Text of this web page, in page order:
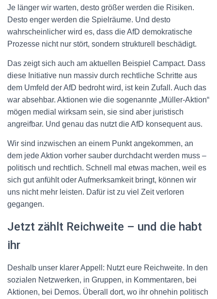
Je länger wir warten, desto größer werden die Risiken.
Desto enger werden die Spielräume. Und desto
wahrscheinlicher wird es, dass die AfD demokratische
Prozesse nicht nur stört, sondern strukturell beschädigt.
Das zeigt sich auch am aktuellen Beispiel Campact. Dass
diese Initiative nun massiv durch rechtliche Schritte aus
dem Umfeld der AfD bedroht wird, ist kein Zufall. Auch das
war absehbar. Aktionen wie die sogenannte „Müller-Aktion“
mögen medial wirksam sein, sie sind aber juristisch
angreifbar. Und genau das nutzt die AfD konsequent aus.
Wir sind inzwischen an einem Punkt angekommen, an
dem jede Aktion vorher sauber durchdacht werden muss –
politisch und rechtlich. Schnell mal etwas machen, weil es
sich gut anfühlt oder Aufmerksamkeit bringt, können wir
uns nicht mehr leisten. Dafür ist zu viel Zeit verloren
gegangen.
Jetzt zählt Reichweite – und die habt
ihr
Deshalb unser klarer Appell: Nutzt eure Reichweite. In den
sozialen Netzwerken, in Gruppen, in Kommentaren, bei
Aktionen, bei Demos. Überall dort, wo ihr ohnehin politisch